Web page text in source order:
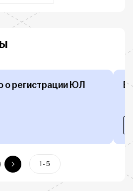
о регистрации ЮЛ
1 - 5